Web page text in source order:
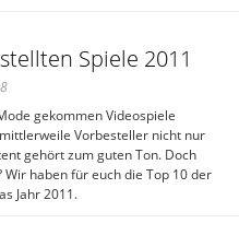
Spiele 2011
gekommen Videospiele
Vorbesteller nicht nur
gehört zum guten Ton. Doch
haben für euch die Top 10 der
Jahr 2011.